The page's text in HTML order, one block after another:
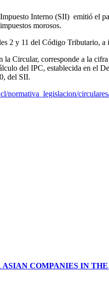
Interno (SII) emitió el
morosos.
2 y 11 del Código Tributario, a
la Circular, corresponde a la
del IPC, establecida en el
del SII.
normativa_legislacion/
COMPANIES IN